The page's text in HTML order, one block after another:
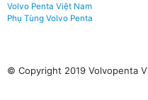
Volvo Penta Việt Nam
Phụ Tùng Volvo Penta
© Copyright 2019 Volvopenta